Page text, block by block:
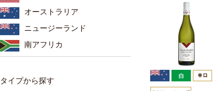
オーストラリア
ニュージーランド
南アフリカ
タイプから探す